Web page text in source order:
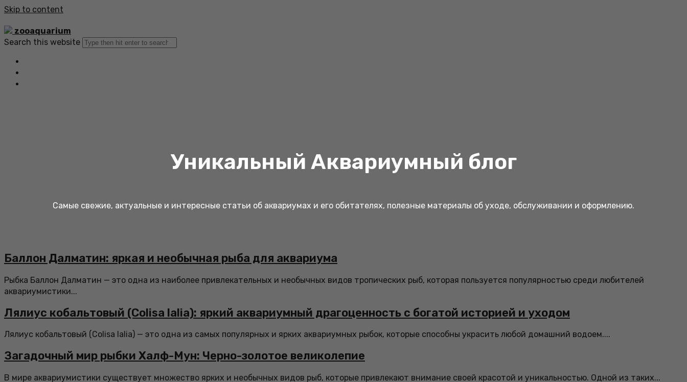
Skip to content
zooaquarium
Search this website
Уникальный Аквариумный блог
Самые свежие, актуальные и интересные статьи об аквариумах и его обитателях, полезные материалы об уходе, обслуживании и оформлению.
Баллон Далматин: яркая и необычная рыба для аквариума
Рыбка Баллон Далматин — это одна из наиболее привлекательных и необычных видов тропических рыб, которая пользуется популярностью среди любителей
аквариумистики...
Лялиус кобальтовый (Colisa lalia): яркий аквариумный драгоценность с богатой историей и уходом
Лялиус кобальтовый (Colisa lalia) — это одна из самых популярных и ярких аквариумных рыбок, которые способны украсить любой домашний водоем....
Загадочный мир рыбки Халф-Мун: Черно-золотое великолепие
В мире аквариумистики существует множество ярких и необычных видов рыб, которые привлекают внимание своей красотой и уникальностью. Одной из таких...